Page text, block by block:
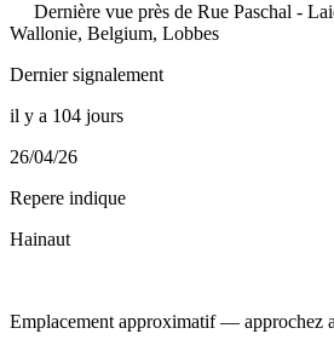
Dernière vue près de Rue Paschal -
Wallonie, Belgium, Lobbes
Dernier signalement
il y a 104 jours
26/04/26
Repere indique
Hainaut
Emplacement approximatif — approchez